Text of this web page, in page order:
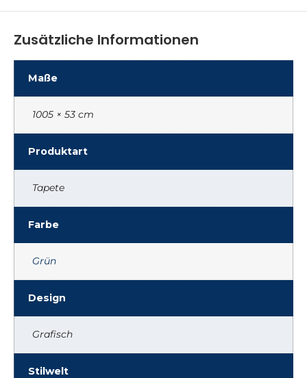
Zusätzliche Informationen
Maße
1005 × 53 cm
Produktart
Tapete
Farbe
Grün
Design
Grafisch
Stilwelt